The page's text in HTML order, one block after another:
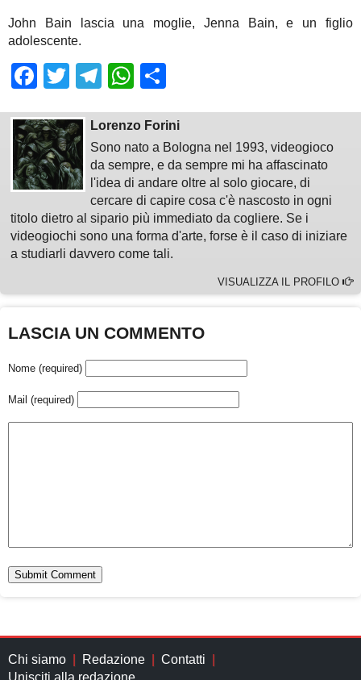
John Bain lascia una moglie, Jenna Bain, e un figlio
adolescente.
Facebook
TwitterTelegram
WhatsApp
Lorenzo Forini
Sono nato a Bologna nel 1993, videogioco
da sempre, e da sempre mi ha affascinato
l'idea di andare oltre al solo giocare, di
cercare di capire cosa c'è nascosto in ogni
titolo dietro al sipario più immediato da cogliere. Se i
videogiochi sono una forma d'arte, forse è il caso di iniziare
a studiarli davvero come tali.
VISUALIZZA IL PROFILO
LASCIA UN COMMENTO
Nome (required)
Mail (required)
Chi siamo Redazione
Contatti
Unisciti alla redazione